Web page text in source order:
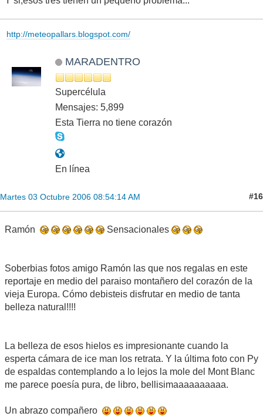
http://meteopallars.blogspot.com/
MARADENTRO
Supercélula
Mensajes: 5,899
Esta Tierra no tiene corazón
En línea
Martes 03 Octubre 2006 08:54:14 AM #16
Ramón Sensacionales
Soberbias fotos amigo Ramón las que nos regalas en este
reportaje en medio del paraiso montañero del corazón de la
vieja Europa. Cómo debisteis disfrutar en medio de tanta
belleza natural!!!!
La belleza de esos hielos es impresionante cuando la
esperta cámara de ice man los retrata. Y la última foto con Py
de espaldas contemplando a lo lejos la mole del Mont Blanc
me parece poesía pura, de libro, bellisimaaaaaaaaaa.
Un abrazo compañero